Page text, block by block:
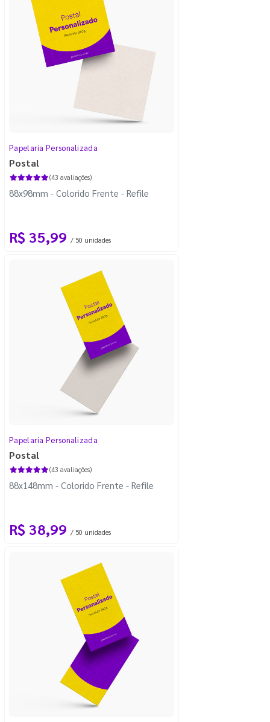
Papelaria Personalizada
Postal
(43 avaliações)
88x98mm - Colorido Frente - Refile
R$ 35,99 / 50 unidades
Papelaria Personalizada
Postal
(43 avaliações)
88x148mm - Colorido Frente - Refile
R$ 38,99 / 50 unidades